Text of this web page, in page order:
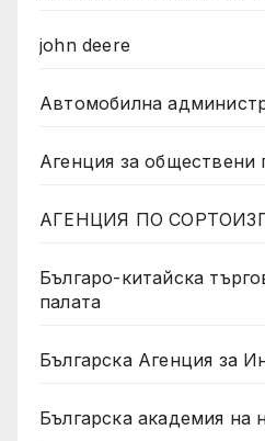
john deere
Автомобилна
Агенция за обществени
АГЕНЦИЯ ПО
Българо-китайска
палата
Българска Агенция за
Българска академия на